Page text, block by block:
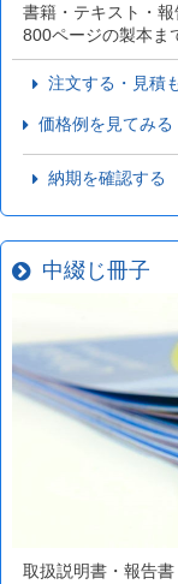
書籍・テキスト・報
800ページの製本ま
注文する・見積
価格例を見てみる
納期を確認する
中綴じ冊子
取扱説明書・報告